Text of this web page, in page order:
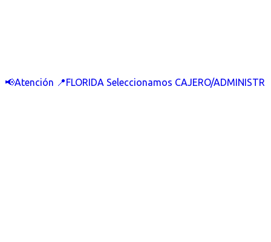
📢Atención 📍FLORIDA Seleccionamos CAJERO/ADMINISTR